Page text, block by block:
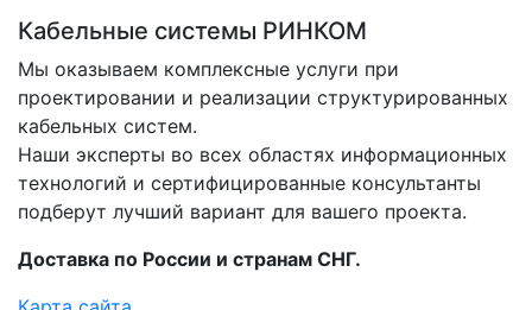
Кабельные системы РИНКОМ
Мы оказываем комплексные услуги при
проектировании и реализации структурированных
кабельных систем.
Наши эксперты во всех областях информационных
технологий и сертифицированные консультанты
подберут лучший вариант для вашего проекта.
Доставка по России и странам СНГ.